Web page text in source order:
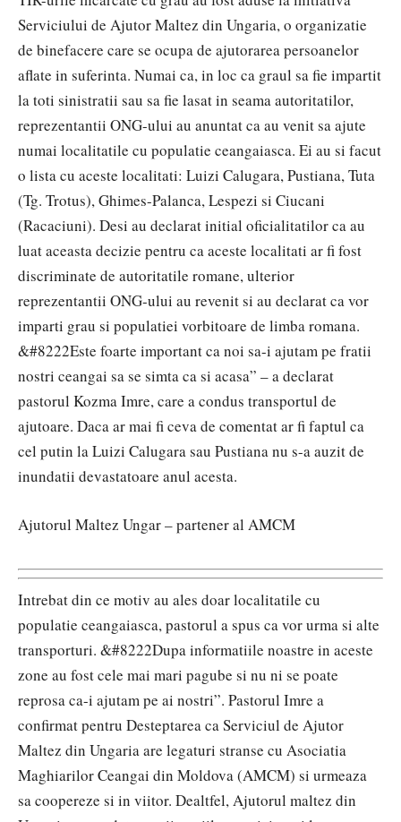
Serviciului de Ajutor Maltez din Ungaria, o organizatie
de binefacere care se ocupa de ajutorarea persoanelor
aflate in suferinta. Numai ca, in loc ca graul sa fie impartit
la toti sinistratii sau sa fie lasat in seama autoritatilor,
reprezentantii ONG-ului au anuntat ca au venit sa ajute
numai localitatile cu populatie ceangaiasca. Ei au si facut
o lista cu aceste localitati: Luizi Calugara, Pustiana, Tuta
(Tg. Trotus), Ghimes-Palanca, Lespezi si Ciucani
(Racaciuni). Desi au declarat initial oficialitatilor ca au
luat aceasta decizie pentru ca aceste localitati ar fi fost
discriminate de autoritatile romane, ulterior
reprezentantii ONG-ului au revenit si au declarat ca vor
imparti grau si populatiei vorbitoare de limba romana.
&#8222Este foarte important ca noi sa-i ajutam pe fratii
nostri ceangai sa se simta ca si acasa” – a declarat
pastorul Kozma Imre, care a condus transportul de
ajutoare. Daca ar mai fi ceva de comentat ar fi faptul ca
cel putin la Luizi Calugara sau Pustiana nu s-a auzit de
inundatii devastatoare anul acesta.
Ajutorul Maltez Ungar – partener al AMCM
Intrebat din ce motiv au ales doar localitatile cu
populatie ceangaiasca, pastorul a spus ca vor urma si alte
transporturi. &#8222Dupa informatiile noastre in aceste
zone au fost cele mai mari pagube si nu ni se poate
reprosa ca-i ajutam pe ai nostri”. Pastorul Imre a
confirmat pentru Desteptarea ca Serviciul de Ajutor
Maltez din Ungaria are legaturi stranse cu Asociatia
Maghiarilor Ceangai din Moldova (AMCM) si urmeaza
sa coopereze si in viitor. Dealtfel, Ajutorul maltez din